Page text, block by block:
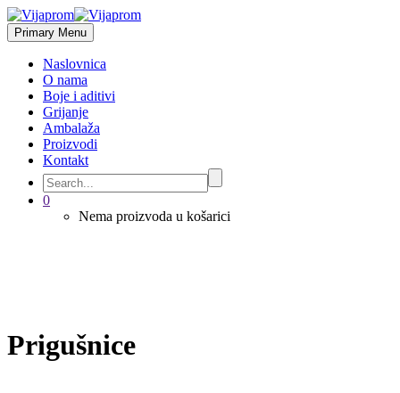
Primary Menu
Naslovnica
O nama
Boje i aditivi
Grijanje
Ambalaža
Proizvodi
Kontakt
0
Nema proizvoda u košarici
Prigušnice